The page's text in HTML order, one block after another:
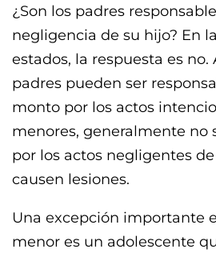
¿Son los padres
negligencia de su hijo? En
estados, la respuesta es no.
padres pueden ser
monto por los actos
menores, generalmente no
por los actos negligentes
causen lesiones.
Una excepción importante
menor es un adolescente